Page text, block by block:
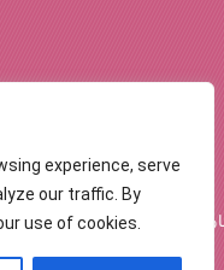
experience, serve
our traffic. By
use of cookies.